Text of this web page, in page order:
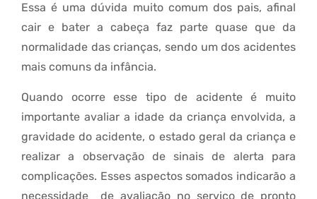
Essa é uma dúvida muito comum dos pais, afinal
cair e bater a cabeça faz parte quase que da
normalidade das crianças, sendo um dos acidentes
mais comuns da infância.
Quando ocorre esse tipo de acidente é muito
importante avaliar a idade da criança envolvida, a
gravidade do acidente, o estado geral da criança e
realizar a observação de sinais de alerta para
complicações. Esses aspectos somados indicarão a
necessidade de avaliação no serviço de pronto